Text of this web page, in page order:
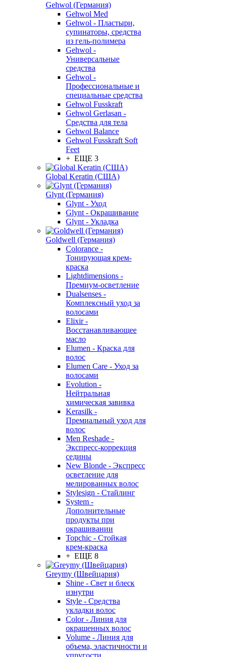
Gehwol (Германия)
Gehwol Med
Gehwol - Пластыри,
супинаторы, средства
из гель-полимера
Gehwol -
Универсальные
средства
Gehwol -
Профессиональные и
специальные средства
Gehwol Fusskraft
Gehwol Gerlasan -
Средства для тела
Gehwol Balance
Gehwol Fusskraft Soft
Feet
+ ЕЩЕ 3
Global Keratin (США)
Glynt (Германия)
Glynt - Уход
Glynt - Окрашивание
Glynt - Укладка
Goldwell (Германия)
Colorance -
Тонирующая крем-
краска
Lightdimensions -
Премиум-осветление
Dualsenses -
Комплексный уход за
волосами
Elixir -
Восстанавливающее
масло
Elumen - Краска для
волос
Elumen Care - Уход за
волосами
Evolution -
Нейтральная
химическая завивка
Kerasilk -
Премиальный уход для
волос
Men Reshade -
Экспресс-коррекция
седины
New Blonde - Экспресс
осветление для
мелированных волос
Stylesign - Стайлинг
System -
Дополнительные
продукты при
окрашивании
Topchic - Стойкая
крем-краска
+ ЕЩЕ 8
Greymy (Швейцария)
Shine - Свет и блеск
изнутри
Style - Средства
укладки волос
Color - Линия для
окрашенных волос
Volume - Линия для
объема, эластичности и
упругости